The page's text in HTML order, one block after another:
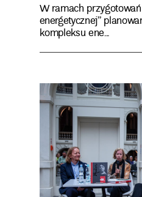
W ramach
energetycznej”
kompleksu ene...